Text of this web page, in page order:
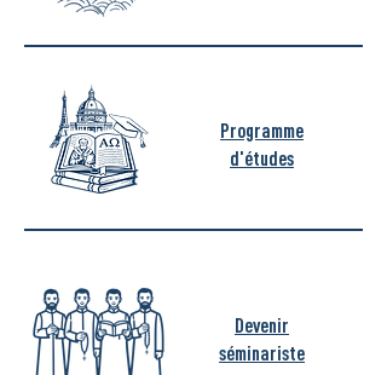
Programme
d'études
Devenir
séminariste